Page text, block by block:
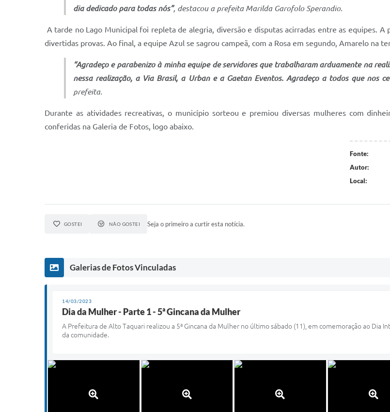
dia dedicado para todas nós”, destacou a prefeita Marilda Garofolo Sperandio.
A tarde no Lago Municipal foi repleta de alegria, diversão e disputas acirradas entre as equipes. A
divertidas provas. Ao final, a equipe Azul se sagrou campeã, com a Rosa em segundo, Amarelo na
“Agradeço e parabenizo à minha equipe de servidores que trabalharam arduamente na
nessa realização, a Via Brasil, a Urban e a Gaetan Eventos. Agradeço a todos que nos
prefeita.
Durante as atividades recreativas, o município sorteou e premiou diversas mulheres com
conferidas na Galeria de Fotos, logo abaixo.
Fonte:
Autor:
Local:
GOSTEI NÃO GOSTEI Seja o primeiro a curtir esta notícia.
Galerias de Fotos Vinculadas
14/03/2023
Dia da Mulher - Parte 1 - 5ª Gincana da Mulher
A Prefeitura de Alto Taquari realizou a 5ª Gincana da Mulher no último sábado (11), em comemoração ao
da comunidade.